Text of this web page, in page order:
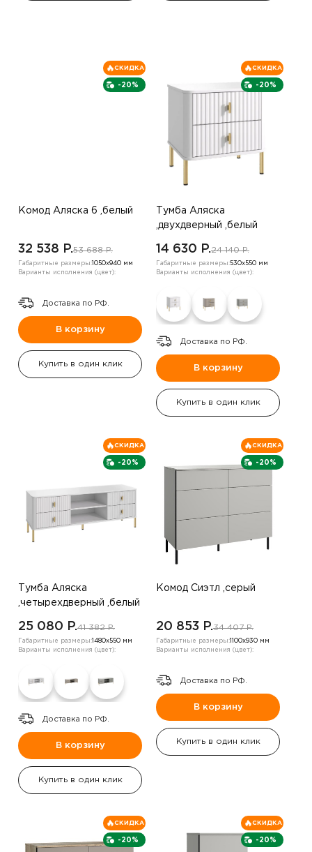
-20%
СКИДКА
Комод Аляска 6 ,белый
32 538 P.53 688 P.
Габаритные размеры: 1050х940 мм
Варианты исполнения (цвет):
Доставка по РФ.
В корзину
Купить в один клик
-20%
СКИДКА
Тумба Аляска
,двухдверный ,белый
14 630 P.24 140 P.
Габаритные размеры:530х550 мм
Варианты исполнения (цвет):
Доставка по РФ.
В корзину
Купить в один клик
-20%
СКИДКА
Тумба Аляска
,четырехдверный ,белый
25 080 P.41 382 P.
Габаритные размеры: 1480х550 мм
Варианты исполнения (цвет):
Доставка по РФ.
В корзину
Купить в один клик
-20%
СКИДКА
Комод Сиэтл ,серый
20 853 P.34 407 P.
Габаритные размеры: 1100х930 мм
Варианты исполнения (цвет):
Доставка по РФ.
В корзину
Купить в один клик
-20%
СКИДКА
-20%
СКИДКА